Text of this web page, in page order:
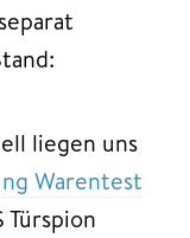
liegen uns
Warentest